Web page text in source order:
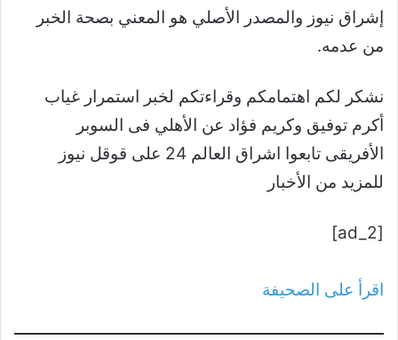
إشراق نيوز والمصدر الأصلي هو المعني بصحة الخبر
من عدمه.
نشكر لكم اهتمامكم وقراءتكم لخبر استمرار غياب
أكرم توفيق وكريم فؤاد عن الأهلي فى السوبر
الأفريقى تابعوا اشراق العالم 24 على قوقل نيوز
للمزيد من الأخبار
[ad_2]
اقرأ على الصحيفة